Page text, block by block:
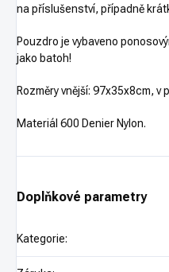
na příslušenství, případně
Pouzdro je vybaveno
jako batoh!
Rozměry vnější: 97x35x8cm, v
Materiál 600 Denier Nylon.
Doplňkové parametry
Kategorie: